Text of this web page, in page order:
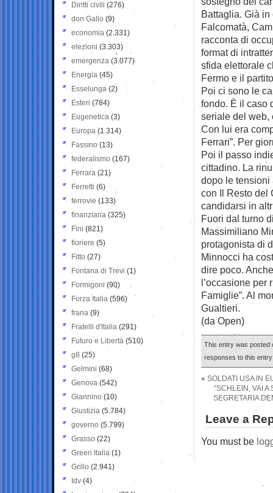
Battaglia. Già
Falcomatà,
racconta di
format di
sfida elettorale
Fermo e il
Poi ci sono le
fondo. È il caso
seriale del web,
Con lui era
Ferrari”. Per
Poi il passo
cittadino. La
dopo le tensioni
con Il Resto del
candidarsi in
Fuori dal turno
Massimiliano
protagonista di
Minnocci ha
dire poco.
l’occasione per
Famiglie”. Al
Gualtieri.
(da Open)
This entry was posted
responses to this
« SOLDATI USA IN
“SCHLEIN, VAI A
SEGRETARIA
Leave a
You must be
Diritti civili (276)
don Gallo (9)
economia (2.331)
elezioni (3.303)
emergenza (3.077)
Energia (45)
Esselunga (2)
Esteri (784)
Eugenetica (3)
Europa (1.314)
Fassino (13)
federalismo (167)
Ferrara (21)
Ferretti (6)
ferrovie (133)
finanziaria (325)
Fini (821)
fioriere (5)
Fitto (27)
Fontana di Trevi (1)
Formigoni (90)
Forza Italia (596)
frana (9)
Fratelli d'Italia (291)
Futuro e Libertà (510)
g8 (25)
Gelmini (68)
Genova (542)
Giannino (10)
Giustizia (5.784)
governo (5.799)
Grasso (22)
Green Italia (1)
Grillo (2.941)
Idv (4)